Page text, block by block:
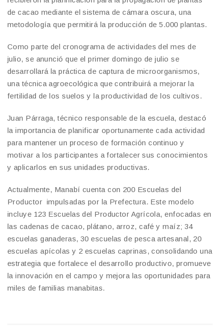
de cacao mediante el sistema de cámara oscura, una
metodología que permitirá la producción de 5.000 plantas.
Como parte del cronograma de actividades del mes de
julio, se anunció que el primer domingo de julio se
desarrollará la práctica de captura de microorganismos,
una técnica agroecológica que contribuirá a mejorar la
fertilidad de los suelos y la productividad de los cultivos.
Juan Párraga, técnico responsable de la escuela, destacó
la importancia de planificar oportunamente cada actividad
para mantener un proceso de formación continuo y
motivar a los participantes a fortalecer sus conocimientos
y aplicarlos en sus unidades productivas.
Actualmente, Manabí cuenta con 200 Escuelas del
Productor impulsadas por la Prefectura. Este modelo
incluye 123 Escuelas del Productor Agrícola, enfocadas en
las cadenas de cacao, plátano, arroz, café y maíz; 34
escuelas ganaderas, 30 escuelas de pesca artesanal, 20
escuelas apícolas y 2 escuelas caprinas, consolidando una
estrategia que fortalece el desarrollo productivo, promueve
la innovación en el campo y mejora las oportunidades para
miles de familias manabitas.